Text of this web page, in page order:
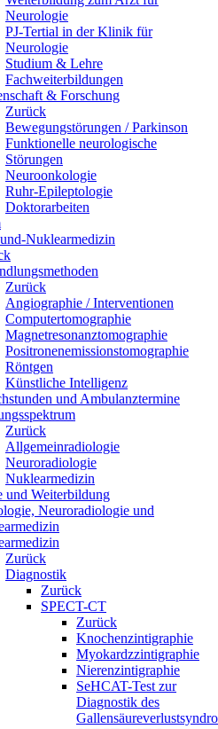
Neurologie
PJ-Tertial in der Klinik für
Neurologie
Studium & Lehre
Fachweiterbildungen
& Forschung
Zurück
Bewegungstörungen / Parkinson
Funktionelle neurologische
Störungen
Neuroonkologie
Ruhr-Epileptologie
Doktorarbeiten
Nuklearmedizin
Zurück
Angiographie / Interventionen
Computertomographie
Magnetresonanztomographie
Positronenemissionstomographie
Röntgen
Künstliche Intelligenz
und Ambulanztermine
Zurück
Allgemeinradiologie
Neuroradiologie
Nuklearmedizin
und Weiterbildung
Neuroradiologie und
Zurück
Diagnostik
Zurück
SPECT-CT
Zurück
Knochenzintigraphie
Myokardzzintigraphie
Nierenzintigraphie
SeHCAT-Test zur
Diagnostik des